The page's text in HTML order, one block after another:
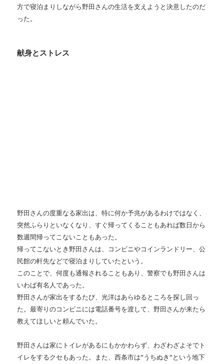
方で寝泊まりしながら野田さんの生活を支えようと決意したのだ
った。
献身とストレス
野田さんの度重なる家出は、特に何か予兆があるわけではなく、
突然ふらりといなくなり、すぐ帰ってくることもあれば数日から
数週間帰ってこないこともあった。
帰ってこないとき野田さんは、コンビニやコインランドリー、公
民館の軒先などで寝泊まりしていたという。
このことで、何度も通報されることもあり、警察でも野田さんは
いわば有名人であった。
野田さんが家出をするたび、光洋はあらゆるところを探し回っ
た。最寄りのコンビニには電話番号を渡して、野田さんが来たら
教えてほしいと頼んでいた。
野田さんは家にトイレがあるにもかかわらず、わざわざよそでト
イレをするクセもあった。また、西条市は”うちぬき”という地下